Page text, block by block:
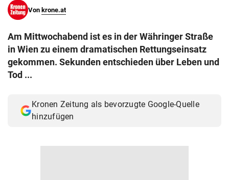
search
eingeben
Muthgasse 2, 1190 Wien
Von krone.at
Am Mittwochabend ist es in der Währinger Straße
in Wien zu einem dramatischen Rettungseinsatz
gekommen. Sekunden entschieden über Leben und
Tod ...
Kronen Zeitung als bevorzugte Google-Quelle
hinzufügen